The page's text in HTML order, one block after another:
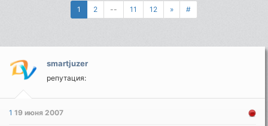
1 2 -- 11 12 » #
smartjuzer
репутация:
119 июня 2007